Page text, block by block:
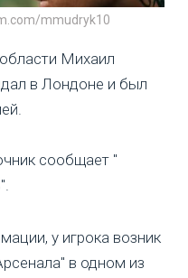
mmudryk10
Михаил
в Лондоне и был
сообщает "
у игрока возник
в одном из